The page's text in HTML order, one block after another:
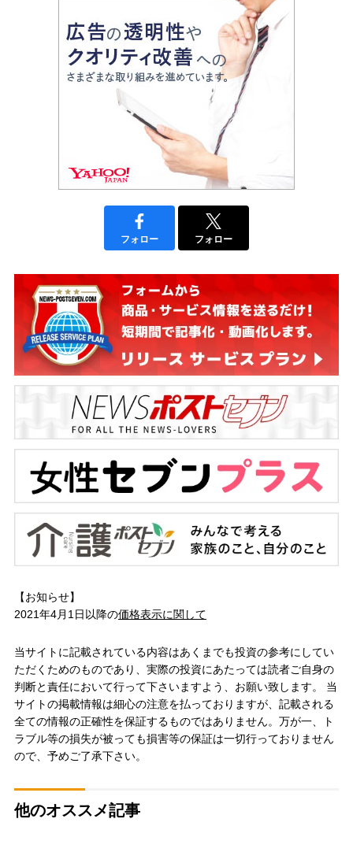
フォロー フォロー
【お知らせ】
2021年4月1日以降の価格表示に関して
当サイトに記載されている内容はあくまでも投資の参考にしてい
ただくためのものであり、実際の投資にあたっては読者ご自身の
判断と責任において行って下さいますよう、お願い致します。 当
サイトの掲載情報は細心の注意を払っておりますが、記載される
全ての情報の正確性を保証するものではありません。万が一、ト
ラブル等の損失が被っても損害等の保証は一切行っておりません
ので、予めご了承下さい。
他のオススメ記事